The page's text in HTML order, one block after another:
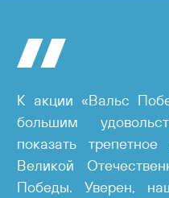
К акции «Вальс
большим
показать
Великой
Победы. Уверен,